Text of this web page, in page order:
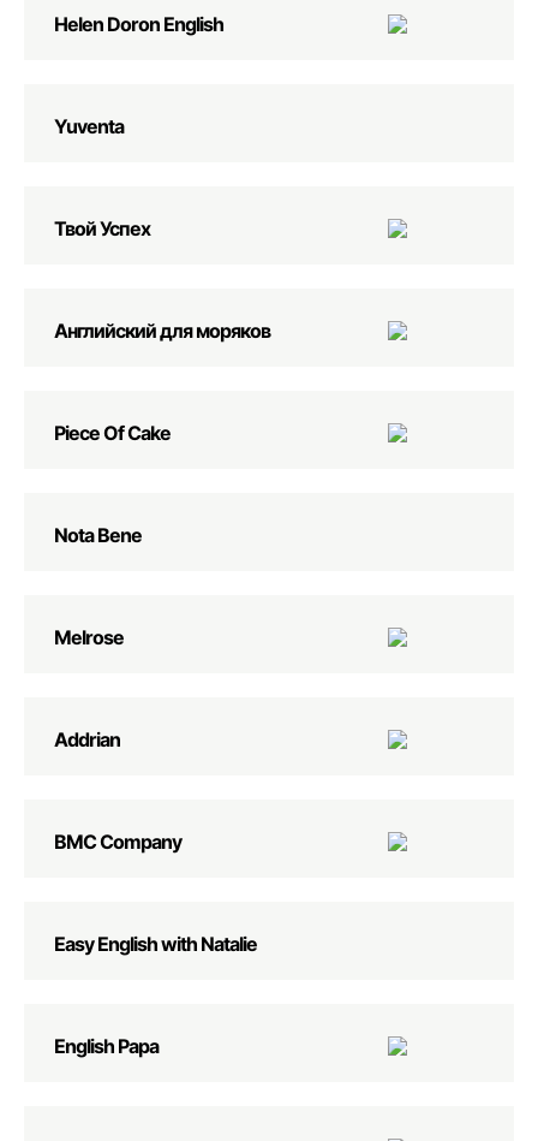
Helen Doron English
Yuventa
Твой Успех
Английский для моряков
Piece Of Cake
Nota Bene
Melrose
Addrian
BMC Company
Easy English with Natalie
English Papa